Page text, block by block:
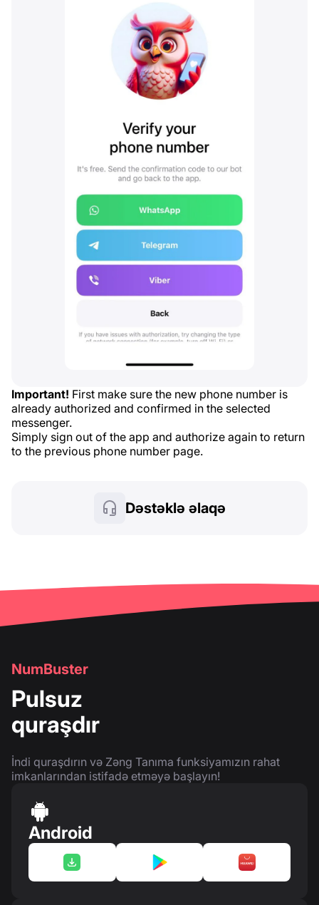
Important! First make sure the new phone number is
already authorized and confirmed in the selected
messenger.
Simply sign out of the app and authorize again to return
to the previous phone number page.
Dəstəklə əlaqə
NumBuster
Pulsuz
quraşdır
İndi quraşdırın və Zəng Tanıma funksiyamızın rahat
imkanlarından istifadə etməyə başlayın!
Android